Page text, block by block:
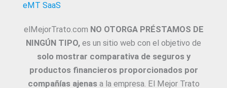
eMT SaaS
elMejorTrato.com NO OTORGA PRÉSTAMOS DE
NINGÚN TIPO, es un sitio web con el objetivo de
solo mostrar comparativa de seguros y
productos financieros proporcionados por
compañías ajenasa la empresa. El Mejor Trato